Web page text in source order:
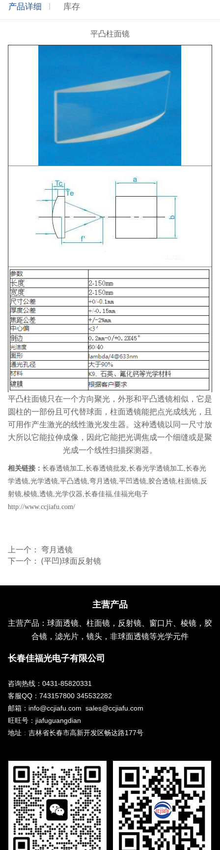
产品详细 库存
平凸柱面镜
平凸柱面镜只在一个方向聚光，外形和平凸透镜相似，它是
圆柱的一部份且可代替球面，柱面透镜能把点光成线光，且
可用作产生激光的线性激光发生器。这种透镜以同一尺寸放
大所以它能拉伸成像，因此它能把光调焦成一个细缝或是聚
光成一个线性扫描探测器。
相关链接： 长春透镜加工,长春透镜批发,长春光学透镜加工,长春光
学透镜,光学透镜,平凸透镜,弯月透镜,平凹透镜,胶合透镜,柱面镜,反
射镜,棱镜,透镜,光学仪器,长春佳福,佳福光电子
http://www.ccjiafu.com/
上一个： 弯月透镜
下一个： (平凹)球面反射镜
主营产品
主营产品：球面透镜、柱面镜，反射镜、窗口片、棱镜，胶
合镜，滤光片，镜头，非球面透镜等光学元件
长春佳福光电子有限公司
咨询热线：0431-85820331
客服QQ：743157800 345532282
邮箱：info@ccjiafu.com sales@ccjiafu.com
旺旺号：jiafuguangdian
地址 ： 吉林省长春市高新开发区畅达路177号